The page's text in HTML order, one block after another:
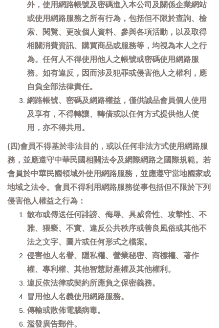
外，使用網路帳號及密碼進入本公司及關係企業網站
或使用網路服務之所有行為，包括但不限於查詢、檢
索、閱覽、更改個人資料、參與各項活動，以及取得
相關消費資訊、購買商品或服務等，均視為本人之行
為。任何人不得使用他人之帳號或密碼使用網路服
務。如有違反，因而涉及犯罪或侵害他人之權利，應
自負全部法律責任。
網路帳號、密碼及網路權益，僅供誠品會員個人使用
及享有，不得轉讓、轉借或以任何方式提供他人使
用，亦不得共用。
(四)會員不得基於非法目的，或以任何非法方式使用網路服
務，並應遵守中華民國相關法令及網際網路之國際規範。若
會員於中華民國領域外使用網路服務，並應遵守當地國家或
地域之法令。會員不得利用網路服務從事包括但不限於下列
侵害他人權益之行為：
散布或傳送任何誹謗、侮辱、具威脅性、攻擊性、不
雅、猥褻、不實、違反公共秩序或善良風俗或其他不
法之文字、圖片或任何形式之檔案。
侵害他人名譽、隱私權、營業秘密、商標權、著作
權、專利權、其他智慧財產權及其他權利。
違反依法律或契約所應負之保密義務。
冒用他人名義使用網路服務。
傳輸或散佈電腦病毒。
濫發廣告郵件。